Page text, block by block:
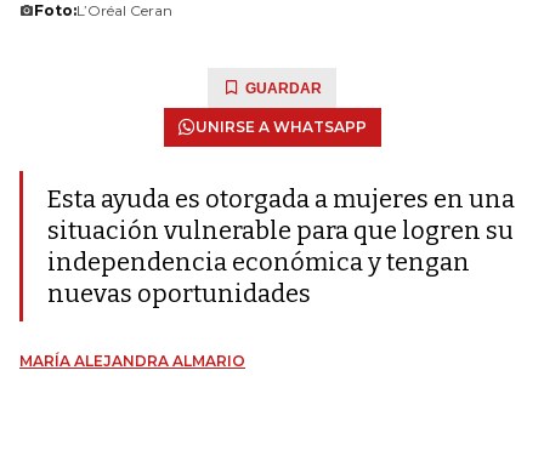
Foto:L’Oréal Ceran
GUARDAR
UNIRSE A WHATSAPP
Esta ayuda es otorgada a mujeres en una
situación vulnerable para que logren su
independencia económica y tengan
nuevas oportunidades
MARÍA ALEJANDRA ALMARIO